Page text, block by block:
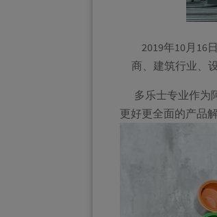
2019年10月16
商、建筑行业、
多乐士专业作为
更好更全面的产品